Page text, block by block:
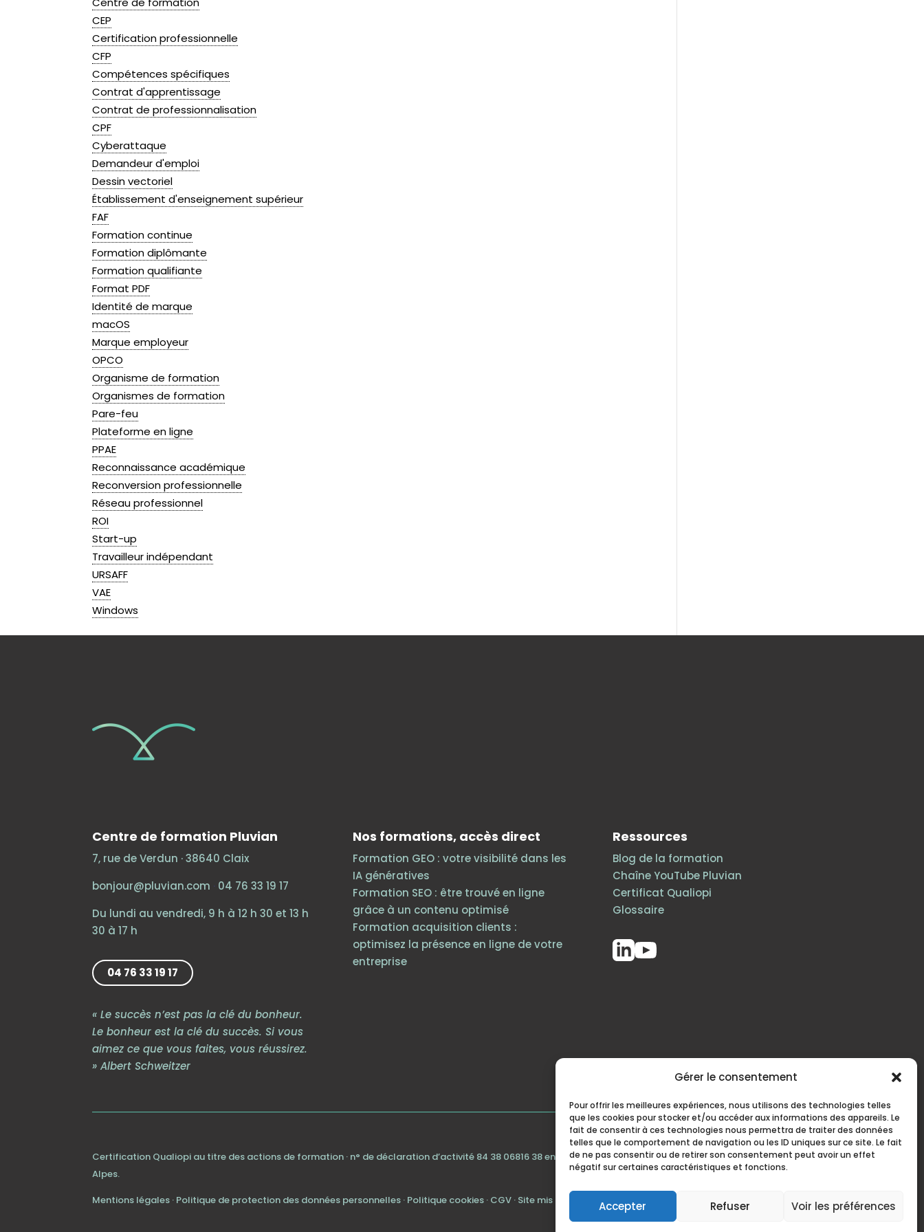
Gérer le consentement
Pour offrir les meilleures expériences, nous utilisons des technologies telles
que les cookies pour stocker et/ou accéder aux informations des appareils. Le
fait de consentir à ces technologies nous permettra de traiter des données
telles que le comportement de navigation ou les ID uniques sur ce site. Le fait
de ne pas consentir ou de retirer son consentement peut avoir un effet
négatif sur certaines caractéristiques et fonctions.
Accepter Refuser Voir les préférences
CEP
Certification professionnelle
CFP
Compétences spécifiques
Contrat d'apprentissage
Contrat de professionnalisation
CPF
Cyberattaque
Demandeur d'emploi
Dessin vectoriel
Établissement d'enseignement supérieur
FAF
Formation continue
Formation diplômante
Formation qualifiante
Format PDF
Identité de marque
macOS
Marque employeur
OPCO
Organisme de formation
Organismes de formation
Pare-feu
Plateforme en ligne
PPAE
Reconnaissance académique
Reconversion professionnelle
Réseau professionnel
ROI
Start-up
Travailleur indépendant
URSAFF
VAE
Windows
Centre de formation Pluvian
7, rue de Verdun · 38640 Claix
bonjour@pluvian.com · 04 76 33 19 17
Du lundi au vendredi, 9 h à 12 h 30 et 13 h
30 à 17 h
04 76 33 19 17
« Le succès n’est pas la clé du bonheur.
Le bonheur est la clé du succès. Si vous
aimez ce que vous faites, vous réussirez.
» Albert Schweitzer
Nos formations, accès direct
Formation GEO : votre visibilité dans les
IA génératives
Formation SEO : être trouvé en ligne
grâce à un contenu optimisé
Formation acquisition clients :
optimisez la présence en ligne de votre
entreprise
Ressources
Blog de la formation
Chaîne YouTube Pluvian
Certificat Qualiopi
Glossaire
Certification Qualiopi au titre des actions de formation · n° de déclaration d’activité 84 38 06816 38 enregistré auprès du préfet de la région Auvergne-Rhône-
Alpes.
Mentions légales · Politique de protection des données personnelles · Politique cookies · CGV · Site mis à jour en juillet 2026